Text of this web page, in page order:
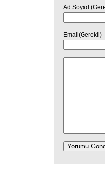
Ad Soyad
Email(Gerekli)